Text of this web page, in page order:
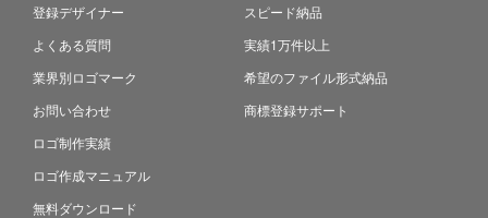
登録デザイナー
よくある質問
業界別ロゴマーク
お問い合わせ
ロゴ制作実績
ロゴ作成マニュアル
無料ダウンロード
スピード納品
実績1万件以上
希望のファイル形式納品
商標登録サポート